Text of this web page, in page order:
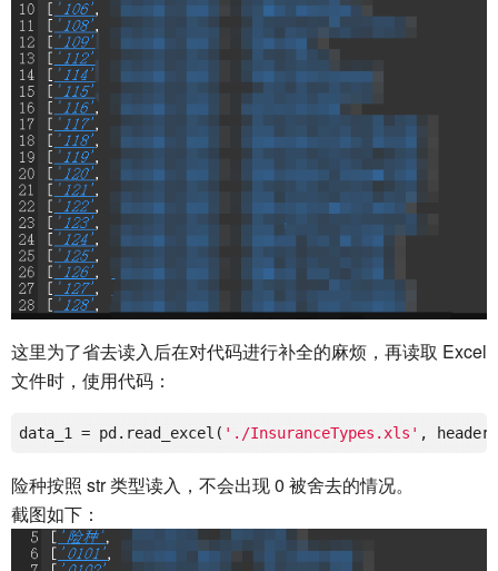
这里为了省去读入后在对代码进行补全的麻烦，再读取 Excel
文件时，使用代码：
data_1 = pd.read_excel( './InsuranceTypes.xls' , header=
险种按照 str 类型读入，不会出现 0 被舍去的情况。
截图如下：